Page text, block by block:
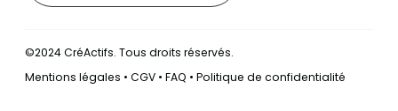
©2024 CréActifs. Tous droits réservés.
Mentions légales • CGV • FAQ • Politique de confidentialité